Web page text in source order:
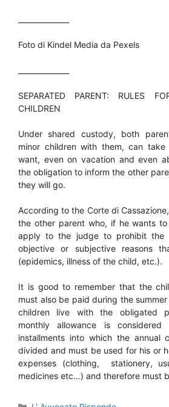
Foto di Kindel Media da Pexels
SEPARATED PARENT: RULES
CHILDREN
Under shared custody, both
minor children with them, can
want, even on vacation and even
the obligation to inform the other
they will go.
According to the Corte di
the other parent who, if he wants
apply to the judge to prohibit the
objective or subjective reasons
(epidemics, illness of the child, etc.).
It is good to remember that the
must also be paid during the
children live with the obligated
monthly allowance is
installments into which the annual
divided and must be used for his or
expenses (clothing, stationery,
medicines etc…) and therefore must
Categorie